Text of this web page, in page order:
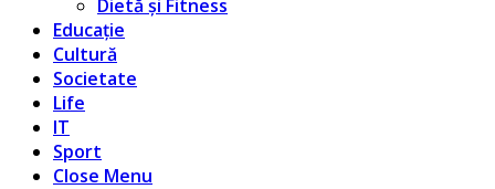
Dietă și Fitness
Educație
Cultură
Societate
Life
IT
Sport
Close Menu